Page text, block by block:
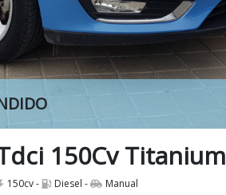
150Cv Titanium
150cv - Diesel - Manual